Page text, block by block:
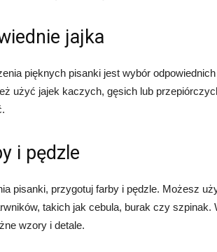
jajka
pięknych pisanki jest wybór
użyć jajek kaczych, gęsich lub
i pędzle
pisanki, przygotuj farby i pędzle. Możesz
takich jak cebula, burak czy szpinak.
wzory i detale.